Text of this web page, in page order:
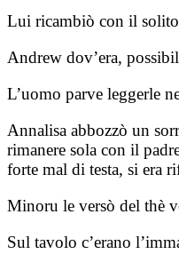
Lui ricambiò con il solito
Andrew dov’era,
L’uomo parve leggerle
Annalisa abbozzò un
rimanere sola con il
forte mal di testa, si era
Minoru le versò del thè
Sul tavolo c’erano